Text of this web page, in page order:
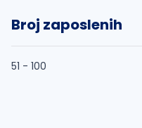
Broj zaposlenih
51 - 100